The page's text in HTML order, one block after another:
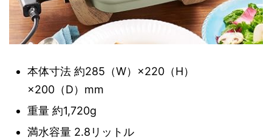
本体寸法 約285（W）×220（H）
×200（D）mm
重量 約1,720g
満水容量 2.8リットル